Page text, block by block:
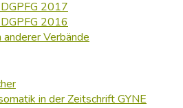
2017
2016
Verbände
in der Zeitschrift GYNE